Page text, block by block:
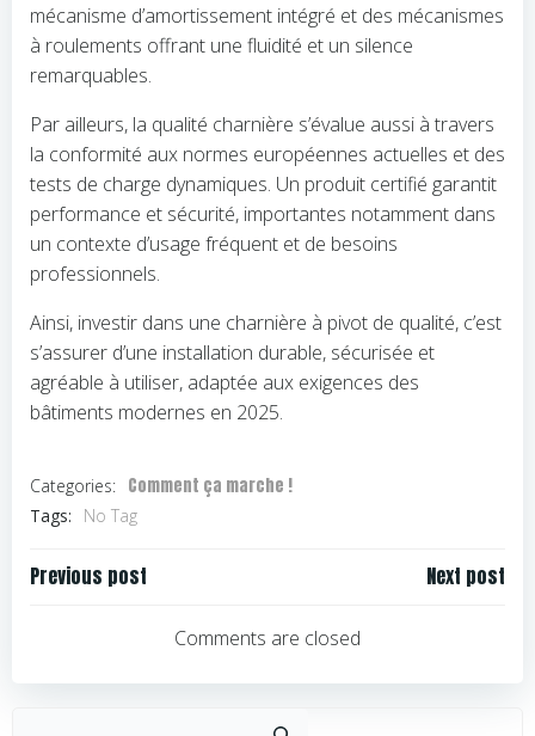
mécanisme d’amortissement intégré et des mécanismes
à roulements offrant une fluidité et un silence
remarquables.
Par ailleurs, la qualité charnière s’évalue aussi à travers
la conformité aux normes européennes actuelles et des
tests de charge dynamiques. Un produit certifié garantit
performance et sécurité, importantes notamment dans
un contexte d’usage fréquent et de besoins
professionnels.
Ainsi, investir dans une charnière à pivot de qualité, c’est
s’assurer d’une installation durable, sécurisée et
agréable à utiliser, adaptée aux exigences des
bâtiments modernes en 2025.
Categories: Comment ça marche !
Tags: No Tag
Navigation
Previous post
l’article
Next post
Comments are closed
Rechercher